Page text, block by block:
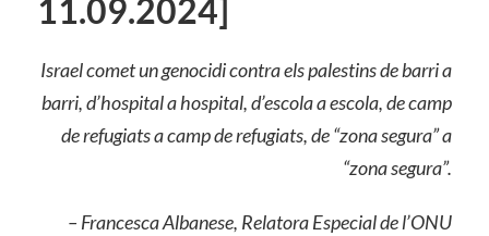
11.09.2024]
Israel comet un genocidi contra els palestins de barri a
barri, d’hospital a hospital, d’escola a escola, de camp
de refugiats a camp de refugiats, de “zona segura” a
“zona segura”.
– Francesca Albanese, Relatora Especial de l’ONU